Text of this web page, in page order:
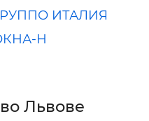
ИТАЛИЯ
Н
Львове